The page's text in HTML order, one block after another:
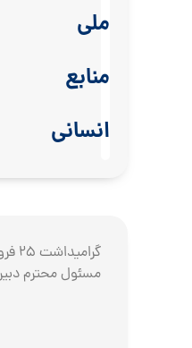
ملی
منابع
انسانی
مسئول محترم